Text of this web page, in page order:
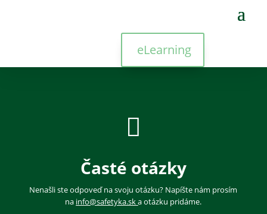
eLearning

Časté otázky
Nenašli ste odpoveď na svoju otázku? Napíšte nám prosím
na info@safetyka.ska otázku pridáme.